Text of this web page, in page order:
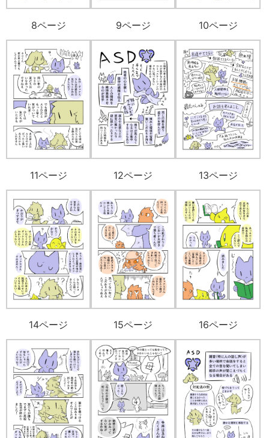
8ページ 9ページ 10ページ
11ページ 12ページ 13ページ
14ページ 15ページ 16ページ